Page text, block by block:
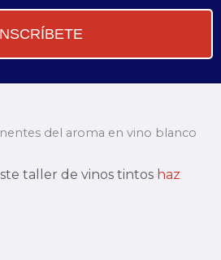
del aroma en vino blanco
taller de vinos tintos haz